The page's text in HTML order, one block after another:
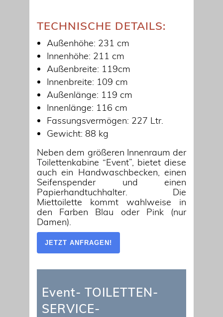
TECHNISCHE DETAILS:
Außenhöhe: 231 cm
Innenhöhe: 211 cm
Außenbreite: 119cm
Innenbreite: 109 cm
Außenlänge: 119 cm
Innenlänge: 116 cm
Fassungsvermögen: 227 Ltr.
Gewicht: 88 kg
Neben dem größeren Innenraum der
Toilettenkabine “Event”, bietet diese
auch ein Handwaschbecken, einen
Seifenspender und einen
Papierhandtuchhalter. Die
Miettoilette kommt wahlweise in
den Farben Blau oder Pink (nur
Damen).
JETZT ANFRAGEN!
Event- TOILETTEN-
SERVICE-